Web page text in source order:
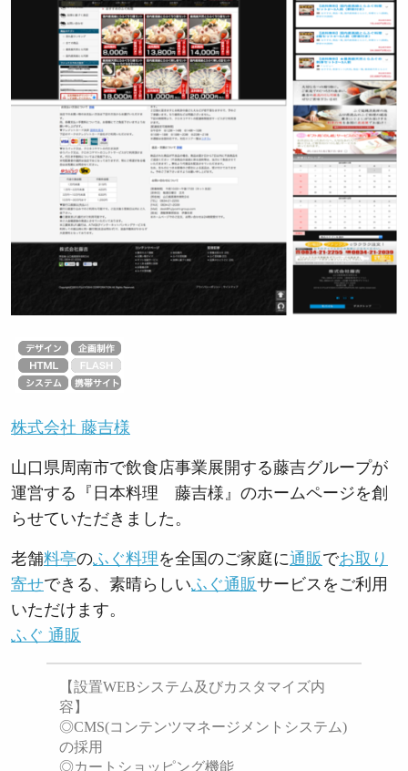
株式会社 藤吉様
山口県周南市で飲食店事業展開する藤吉グループが
運営する『日本料理 藤吉様』のホームページを創
らせていただきました。
老舗料亭のふぐ料理を全国のご家庭に通販でお取り
寄せできる、素晴らしいふぐ通販サービスをご利用
いただけます。
ふぐ 通販
【設置WEBシステム及びカスタマイズ内
容】
◎CMS(コンテンツマネージメントシステム)
の採用
◎カートショッピング機能